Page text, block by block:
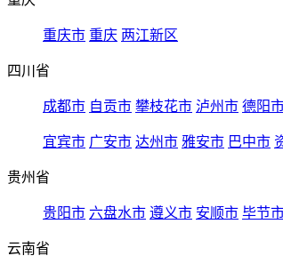
重庆市 重庆 两江新区
四川省
成都市 自贡市 攀枝花市 泸州市 德阳
宜宾市 广安市 达州市 雅安市 巴中市
贵州省
贵阳市 六盘水市 遵义市 安顺市 毕节
云南省